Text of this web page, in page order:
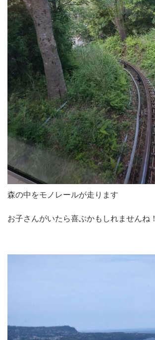
森の中をモノレールが走ります
お子さんがいたら喜ぶかもしれませんね！